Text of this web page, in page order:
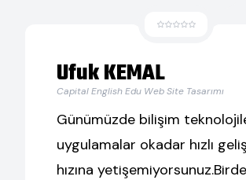
Ufuk KEMAL
Capital English Edu Web Site Tasarımı
Günümüzde bilişim
uygulamalar okadar hızlı
hızına